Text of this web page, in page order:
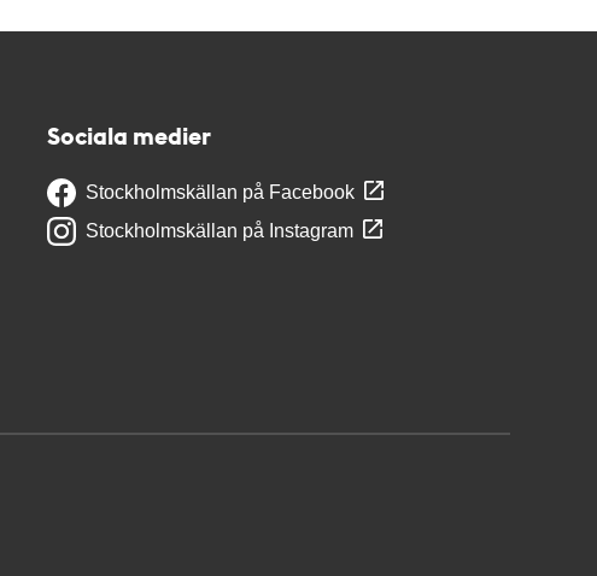
Sociala medier
Stockholmskällan på Facebook
Stockholmskällan på Instagram